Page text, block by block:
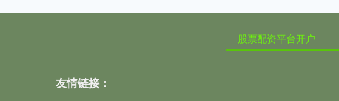
股票配资平台开户
友情链接：